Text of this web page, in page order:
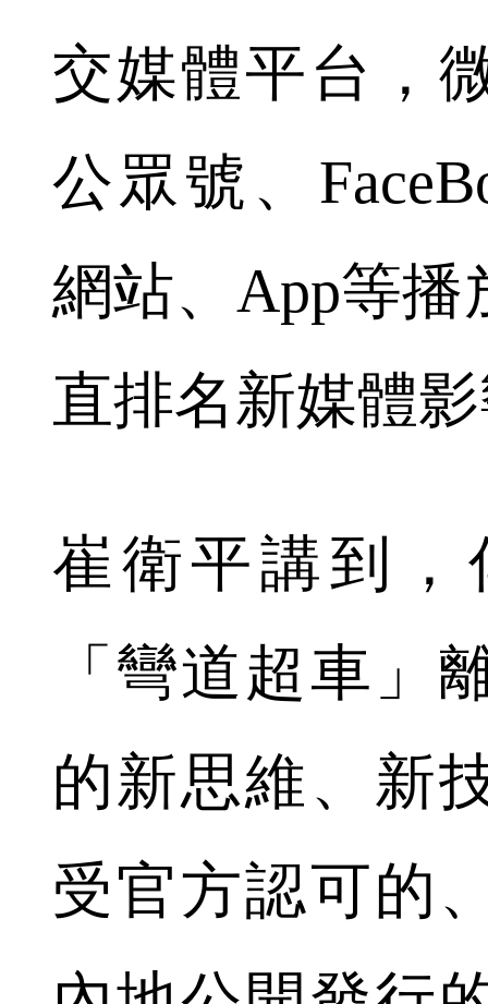
交媒體平台，
公眾號、
網站、App等
直排名新媒體
崔衛平講到
「彎道超車」
的新思維、新
受官方認可的